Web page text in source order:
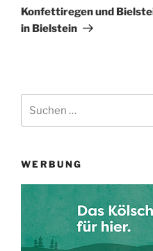
Beitrag
Konfettiregen und
in Bielstein
nach:
WERBUNG